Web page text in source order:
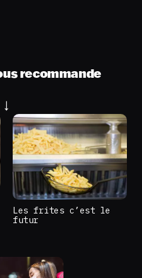
recommande
Les frites c’est le
futur